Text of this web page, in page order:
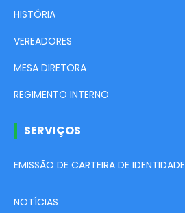
HISTÓRIA
VEREADORES
MESA DIRETORA
REGIMENTO INTERNO
SERVIÇOS
EMISSÃO DE CARTEIRA DE IDENTIDADE
NOTÍCIAS